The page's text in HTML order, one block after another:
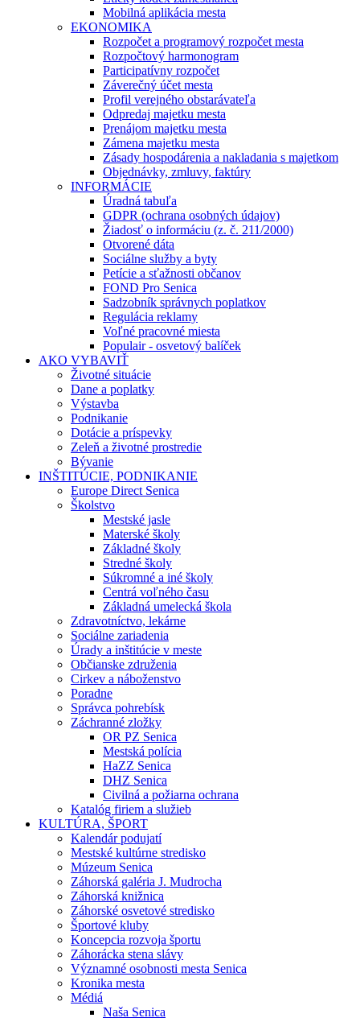
Mobilná aplikácia mesta
EKONOMIKA
Rozpočet a programový rozpočet mesta
Rozpočtový harmonogram
Participatívny rozpočet
Záverečný účet mesta
Profil verejného obstarávateľa
Odpredaj majetku mesta
Prenájom majetku mesta
Zámena majetku mesta
Zásady hospodárenia a nakladania s majetkom
Objednávky, zmluvy, faktúry
INFORMÁCIE
Úradná tabuľa
GDPR (ochrana osobných údajov)
Žiadosť o informáciu (z. č. 211/2000)
Otvorené dáta
Sociálne služby a byty
Petície a sťažnosti občanov
FOND Pro Senica
Sadzobník správnych poplatkov
Regulácia reklamy
Voľné pracovné miesta
Populair - osvetový balíček
AKO VYBAVIŤ
Životné situácie
Dane a poplatky
Výstavba
Podnikanie
Dotácie a príspevky
Zeleň a životné prostredie
Bývanie
INŠTITÚCIE, PODNIKANIE
Europe Direct Senica
Školstvo
Mestské jasle
Materské školy
Základné školy
Stredné školy
Súkromné a iné školy
Centrá voľného času
Základná umelecká škola
Zdravotníctvo, lekárne
Sociálne zariadenia
Úrady a inštitúcie v meste
Občianske združenia
Cirkev a náboženstvo
Poradne
Správca pohrebísk
Záchranné zložky
OR PZ Senica
Mestská polícia
HaZZ Senica
DHZ Senica
Civilná a požiarna ochrana
Katalóg firiem a služieb
KULTÚRA, ŠPORT
Kalendár podujatí
Mestské kultúrne stredisko
Múzeum Senica
Záhorská galéria J. Mudrocha
Záhorská knižnica
Záhorské osvetové stredisko
Športové kluby
Koncepcia rozvoja športu
Záhorácka stena slávy
Významné osobnosti mesta Senica
Kronika mesta
Médiá
Naša Senica